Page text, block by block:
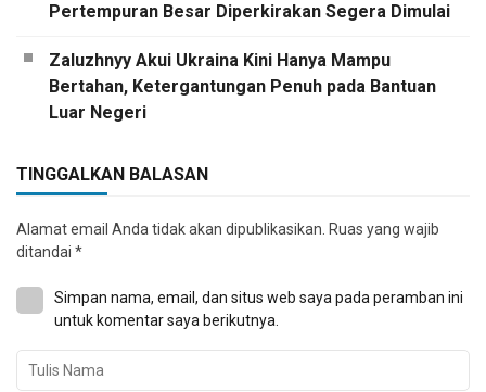
Pertempuran Besar Diperkirakan Segera Dimulai
Zaluzhnyy Akui Ukraina Kini Hanya Mampu
Bertahan, Ketergantungan Penuh pada Bantuan
Luar Negeri
TINGGALKAN BALASAN
Alamat email Anda tidak akan dipublikasikan. Ruas yang wajib
ditandai *
Simpan nama, email, dan situs web saya pada peramban ini
untuk komentar saya berikutnya.